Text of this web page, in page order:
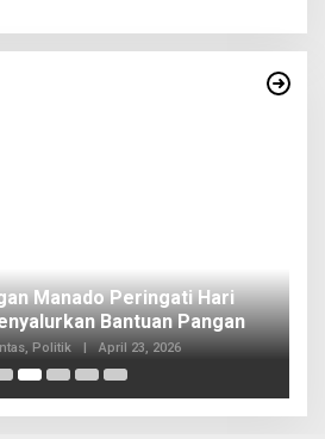
Manado Peringati Hari
Bantuan Pangan
Politik | April 23, 2026